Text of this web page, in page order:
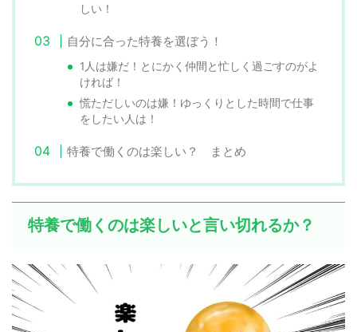
しい！
自分に合った特養を選ぼう！
1人は嫌だ！とにかく仲間と忙しく過ごすのがよ
ければ！
慌ただしいのは嫌！ゆっくりとした時間で仕事
をしたい人は！
特養で働くのは楽しい？ まとめ
特養で働くのは楽しいと言い切れるか？